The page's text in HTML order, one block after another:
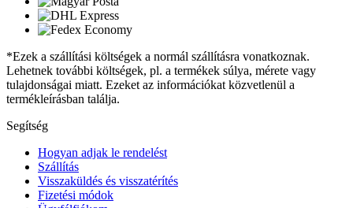
*Ezek a szállítási költségek a normál szállításra vonatkoznak.
Lehetnek további költségek, pl. a termékek súlya, mérete vagy
tulajdonságai miatt. Ezeket az információkat közvetlenül a
termékleírásban találja.
Segítség
Hogyan adjak le rendelést
Szállítás
Visszaküldés és visszatérítés
Fizetési módok